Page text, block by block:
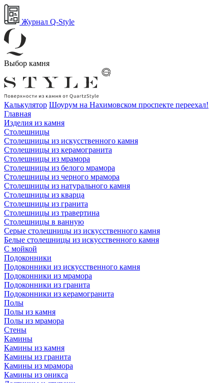
Журнал Q-Style
Выбор камня
Калькулятор Шоурум на Нахимовском проспекте переехал!
Главная
Изделия из камня
Столешницы
Столешницы из искусственного камня
Столешницы из керамогранита
Столешницы из мрамора
Столешницы из белого мрамора
Столешницы из черного мрамора
Столешницы из натурального камня
Столешницы из кварца
Столешницы из гранита
Столешницы из травертина
Столешницы в ванную
Серые столешницы из искусственного камня
Белые столешницы из искусственного камня
С мойкой
Подоконники
Подоконники из искусственного камня
Подоконники из мрамора
Подоконники из гранита
Подоконники из керамогранита
Полы
Полы из камня
Полы из мрамора
Стены
Камины
Камины из камня
Камины из гранита
Камины из мрамора
Камины из оникса